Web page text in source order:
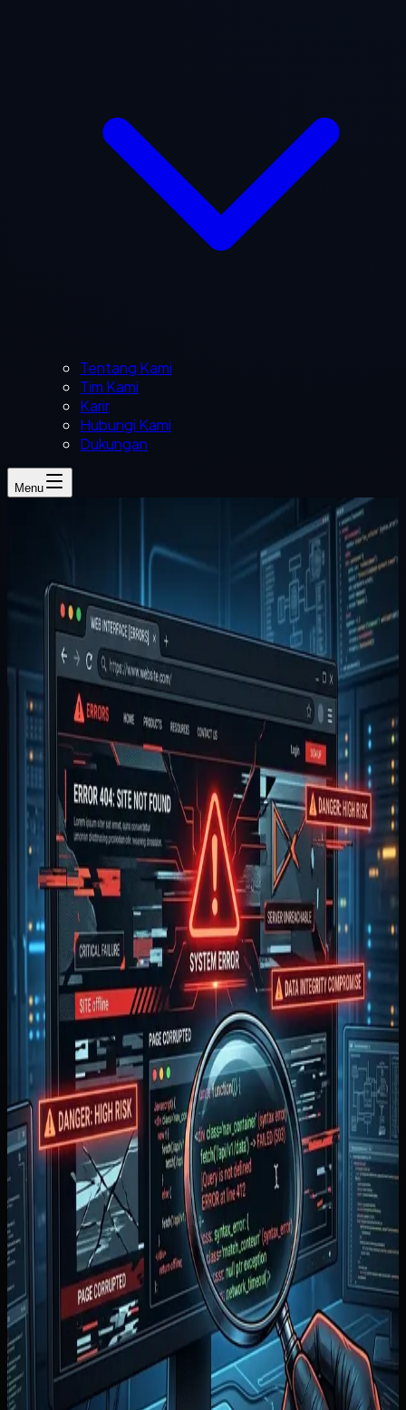
Tentang Kami
Tim Kami
Karir
Hubungi Kami
Dukungan
Menu
Tips Desain UI untuk EduTech & LMS
Topik seperti tips desain ui untuk edutech & lms sering
dibahas terlalu dangkal. Banyak bisnis melihatnya hanya
sebagai proyek tampilan, padahal di lapangan...
Disusun oleh
Tim Pytagotech
Metodologi panduan
Disusun dari pola struktur halaman, ajakan tindakan, bukti
kerja, dan ruang lingkup tahap pertama yang paling sering
dibahas di proyek website bisnis.
Cara memakainya
Jadikan wawasan ini sebagai landasan diskusi awal. Untuk
estimasi ruang lingkup dan harga final, konsultasikan
spesifikasi teknisnya dengan tim kami.
Ditulis oleh
Naufal Zuhdi
Waktu baca
3 menit baca
Terbit
Minggu, 25 Januari 2026
Diperbarui
20 Juni 2026
Lompat ke bagian penting
Masalah yang biasanya munculRuang lingkup awal yang
paling masuk akalCara implementasi yang lebih
sehat
Kesalahan yang sering bikin hasilnya
mengecewakanKapan topik ini paling relevan
Ringkasan cepat
Apa yang akan Anda dapat dari artikel ini